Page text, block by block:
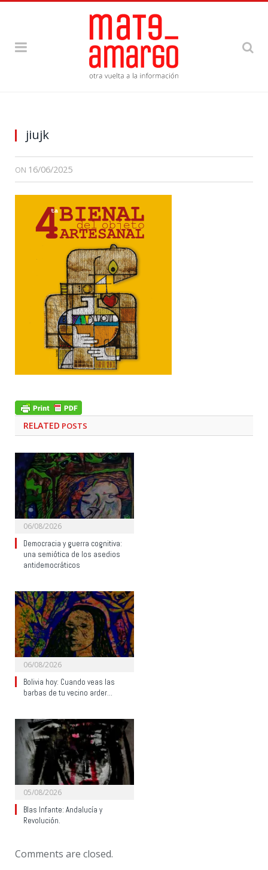
jiujk
ON 16/06/2025
RELATED POSTS
06/08/2026
Democracia y guerra cognitiva:
una semiótica de los asedios
antidemocráticos
06/08/2026
Bolivia hoy: Cuando veas las
barbas de tu vecino arder…
05/08/2026
Blas Infante: Andalucía y
Revolución.
Comments are closed.